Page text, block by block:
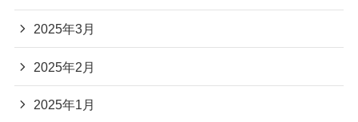
2025年3月
2025年2月
2025年1月